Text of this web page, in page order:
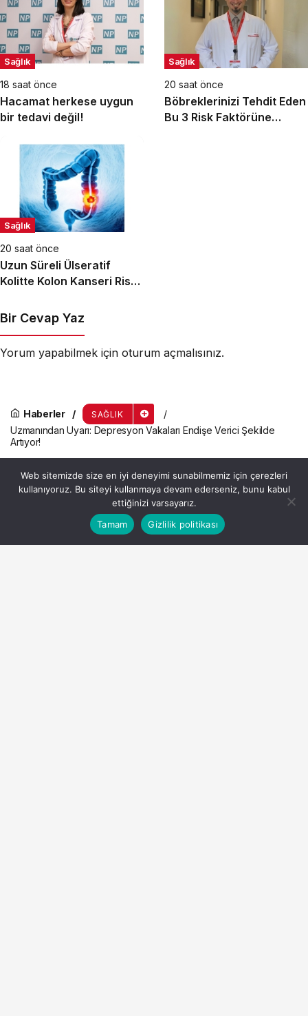
Sağlık
18 saat önce
Hacamat herkese uygun
bir tedavi değil!
Sağlık
20 saat önce
Böbreklerinizi Tehdit Eden
Bu 3 Risk Faktörüne
Sağlık
20 saat önce
Uzun Süreli Ülseratif
Kolitte Kolon Kanseri Riski
Bir Cevap Yaz
Yorum yapabilmek için oturum açmalısınız.
Haberler SAĞLIK
Uzmanından Uyarı: Depresyon Vakaları Endişe Verici Şekilde
Artıyor!
Uzmanından Uyarı:
Depresyon Vakaları Endişe
Verici Şekilde Artıyor!
Bu web sitesinde en iyi deneyimi yaşamanızı sağlamak
için çerezler kullanılmaktadır.
Akış
Web sitemizde size en iyi deneyimi sunabilmemiz için çerezleri
kullanıyoruz. Bu siteyi kullanmaya devam ederseniz, bunu kabul
ettiğinizi varsayarız.
Tamam
Gizlilik politikası